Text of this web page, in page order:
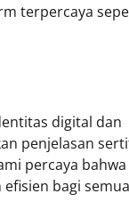
terpercaya
digital dan
penjelasan
percaya bahwa
bagi semua